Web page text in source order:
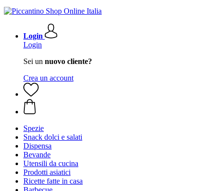
Login
Login
Sei un nuovo cliente?
Crea un account
Spezie
Snack dolci e salati
Dispensa
Bevande
Utensili da cucina
Prodotti asiatici
Ricette fatte in casa